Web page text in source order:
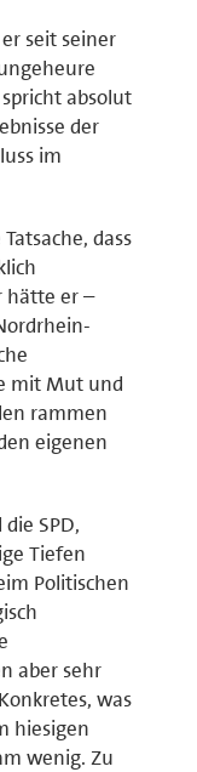
seit seiner
absolut
der
im
dass
hätte er –
mit Mut und
rammen
eigenen
SPD,
Tiefen
Politischen
aber sehr
was
hiesigen
wenig. Zu